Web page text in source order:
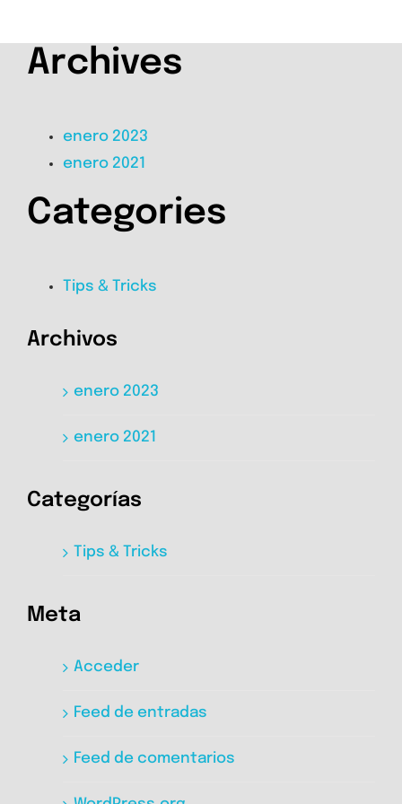
Archives
enero 2023
enero 2021
Categories
Tips & Tricks
Archivos
enero 2023
enero 2021
Categorías
Tips & Tricks
Meta
Acceder
Feed de entradas
Feed de comentarios